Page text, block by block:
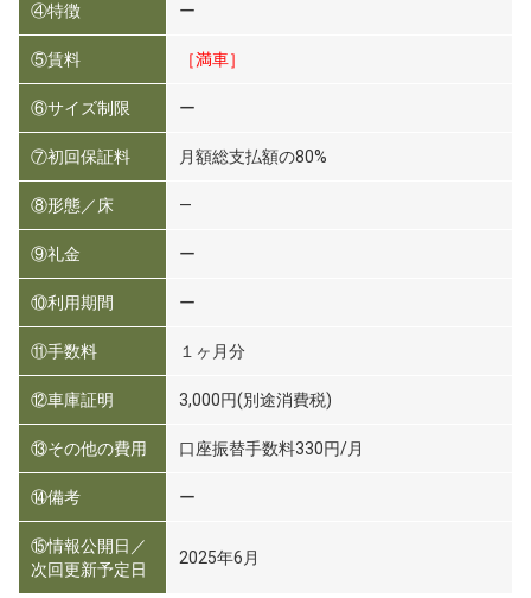
④特徴 ー
⑤賃料 ［満車］
⑥サイズ制限 ー
⑦初回保証料 月額総支払額の80%
⑧形態／床 ―
⑨礼金 ー
⑩利用期間 ー
⑪手数料 １ヶ月分
⑫車庫証明 3,000円(別途消費税)
⑬その他の費用 口座振替手数料330円/月
⑭備考 ー
⑮情報公開日／
次回更新予定日
2025年6月